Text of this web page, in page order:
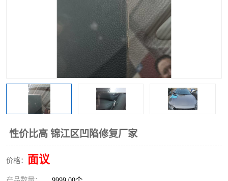
性价比高 锦江区凹陷修复厂家
价格： 面议